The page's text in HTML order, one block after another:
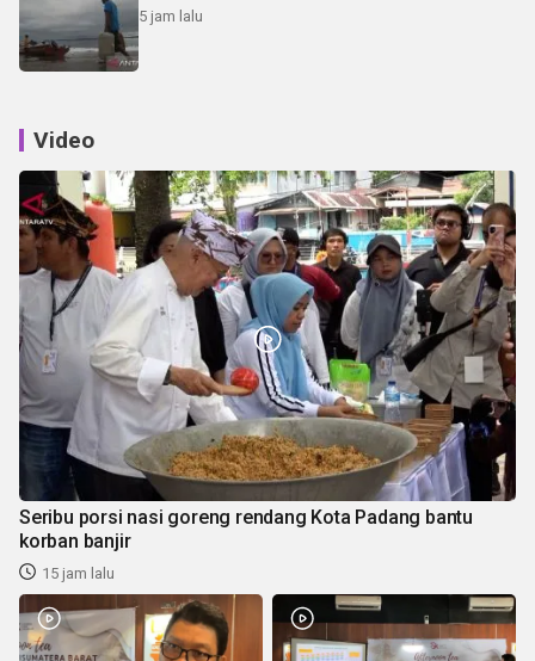
5 jam lalu
Video
Seribu porsi nasi goreng rendang Kota Padang bantu
korban banjir
15 jam lalu